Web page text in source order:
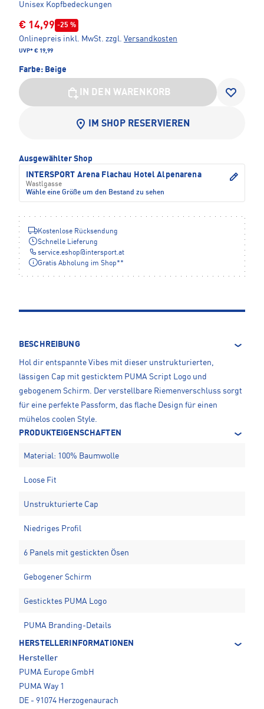
Unisex Kopfbedeckungen
€ 14,99 -25 %
Onlinepreis inkl. MwSt. zzgl. Versandkosten
UVP* € 19,99
Farbe: Beige
IN DEN WARENKORB
IM SHOP RESERVIEREN
Ausgewählter Shop
INTERSPORT Arena Flachau Hotel Alpenarena
Wastlgasse
Wähle eine Größe um den Bestand zu sehen
Kostenlose Rücksendung
Schnelle Lieferung
service.eshop@intersport.at
Gratis Abholung im Shop**
BESCHREIBUNG
Hol dir entspannte Vibes mit dieser unstrukturierten,
lässigen Cap mit gesticktem PUMA Script Logo und
gebogenem Schirm. Der verstellbare Riemenverschluss sorgt
für eine perfekte Passform, das flache Design für einen
mühelos coolen Style.
PRODUKTEIGENSCHAFTEN
Material: 100% Baumwolle
Loose Fit
Unstrukturierte Cap
Niedriges Profil
6 Panels mit gestickten Ösen
Gebogener Schirm
Gesticktes PUMA Logo
PUMA Branding-Details
HERSTELLERINFORMATIONEN
Hersteller
PUMA Europe GmbH
PUMA Way 1
DE - 91074 Herzogenaurach